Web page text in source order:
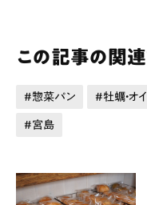
この記事の関
惣菜パン 牡蠣・オ
宮島